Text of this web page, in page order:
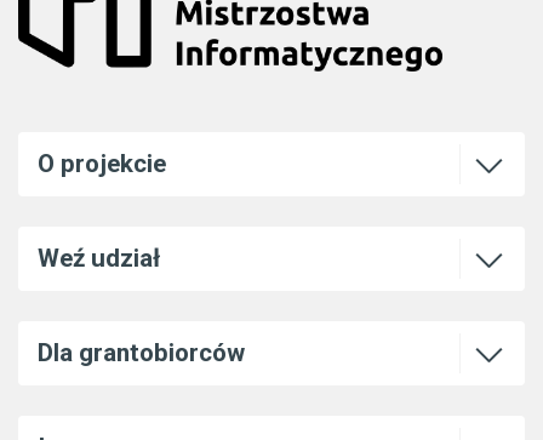
O projekcie Otwórz
Weź udział Otwórz
Dla grantobiorców Otwórz